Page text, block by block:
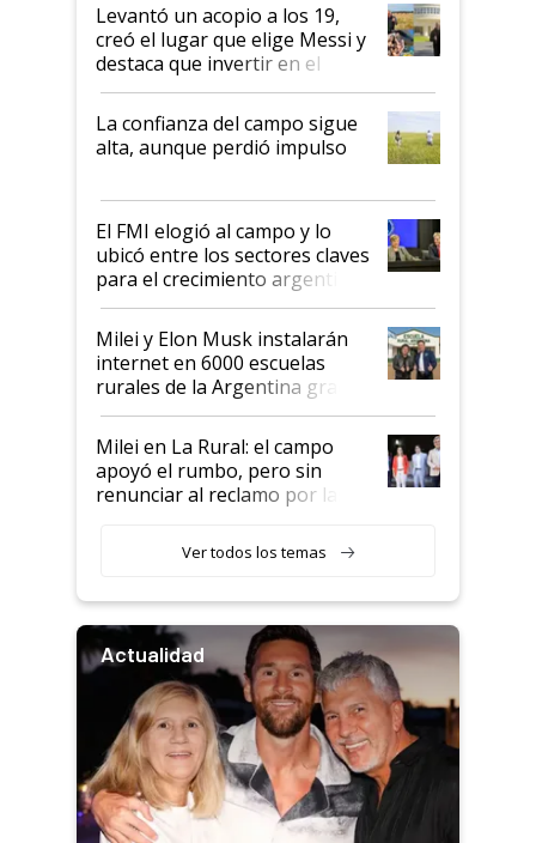
Levantó un acopio a los 19,
creó el lugar que elige Messi y
destaca que invertir en el
kirchnerismo era como "darle
plata a un hijo para droga":
Juan Félix Rossetti, el libertario
que de una dura crisis salió
de Milei
La confianza del campo sigue
alta, aunque perdió impulso
El FMI elogió al campo y lo
ubicó entre los sectores claves
para el crecimiento argentino
Milei y Elon Musk instalarán
internet en 6000 escuelas
rurales de la Argentina gracias
a un acuerdo con Starlink
Milei en La Rural: el campo
apoyó el rumbo, pero sin
renunciar al reclamo por las
Ver todos los temas
Actualidad